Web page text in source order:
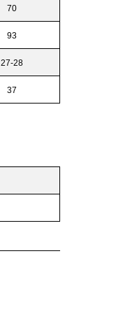
70
93
27-28
37